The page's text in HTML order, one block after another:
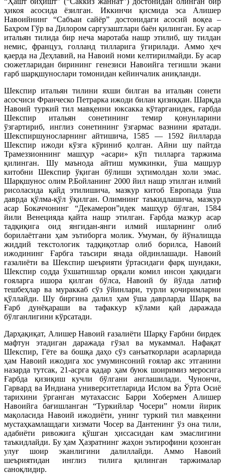
ҳикоя асосида ёзилган. Иккинчи қисмида эса Алишер
Навоийнинг “Сабъаи сайёр” достонидаги асосий воқеа –
Баҳром Гўр ва Дилором саргузаштлари баён қилинган. Бу асар
итальян тилида бир неча маротаба нашр этилиб, шу тилдан
немис, француз, голланд тилларига ўгирилади. Аммо ҳеч
қаерда на Деҳлавий, на Навоий номи келтирилмайди. Бу асар
сюжетларидан бирининг генезиси Навоийга тегишли экани
ғарб шарқшунослари томонидан кейинчалик аниқланди.
Шекспир итальян тилини яхши билган ва итальян сонети
асосчиси Франческо Петрарка ижоди билан қизиққан. Шарқда
Навоий туркий тил мавқеини юксакка кўтарганидек, ғарбда
Шекспир итальян сонетининг темир қонунларини
ўзгартириб, инглиз сонетининг ўзгармас вазнини яратади.
Шекспиршуносларнинг айтишича, 1585 — 1592 йилларда
Шекспир ижоди кўзга кўриниб қолган. Айни шу пайтда
Трамеззионнинг машҳур «асари» кўп тилларга таржима
қилинган. Шу маънода айтиш мумкинки, ўша машµур
китобни Шекспир ўқиган бўлиши эҳтимолдан холи эмас.
Шарқшунос олим Р.Бойланинг 2000 йил нашр этилган илмий
рисоласида қайд этилишича, мазкур китоб Европада ўша
даврда қўлма-қўл ўқилган. Олимнинг таъкидлашича, мазкур
асар Бокаччонинг “Декамерон”идек машҳур бўлган, 1584
йили Венецияда қайта нашр этилган. Ғарбда мазкур асар
тадқиқига оид янгидан-янги илмий ишларнинг олиб
борилаётгани ҳам эътиборга молик. Умуман, бу йўналишда
жиддий текстологик тадқиқотлар олиб борилса, Навоий
ижодининг Ғарбга таъсири янада ойдинлашади. Навоий
ғазалиёти ва Шекспир шеърияти ўртасидаги фарқ шундаки,
Шекспир содда ўхшатишлар орқали комил инсон ҳақидаги
ғояларга ишора қилган бўлса, Навоий бу йўлда латиф
тешбеҳлар ва мураккаб сўз ўйинлари, турли қочиримларни
қўллайди. Шу биргина далил ҳам ўша даврларда Шарқ ва
Ғарб дунёқараши ва тафаккур кўлами қай даражада
бўлганлигини кўрсатади.
Дарҳақиқат, Алишер Навоий ғазалиёти Шарқу Ғарбни бирдек
мафтун этадиган даражада гўзал ва мукаммал. Нафақат
Шекспир, Гёте ва бошқа даҳо сўз санъаткорлари асарларида
ҳам Навоий ижодига хос умуминсоний ғоялар акс этганини
назарда тутсак, 21-асрга қадар ҳам буюк шоиримиз меросига
Ғарбда қизиқиш кучли бўлгани англашилади. Чунончи,
Гарвард ва Индиана университетларида Ислом ва Ўрта Осиё
тарихини ўрганган мутахассис Барри Хобермен Алишер
Навоийга бағишланган “Туркийлар Чосери” номли йирик
мақоласида Навоий ижодиёти, унинг туркий тил мавқеини
мустаҳкамлашдаги хизмати Чосер ва Дантенинг ўз она тили,
адабиёти ривожига қўшган ҳиссасидан кам эмаслигини
таъкидлайди. Бу ҳам Ҳазратнинг жаҳон эътирофини қозонган
улуғ шоир эканлигини далиллайди. Аммо Навоий
шеъриятидан инглиз тилига қилинган таржималар
саноқлидир.